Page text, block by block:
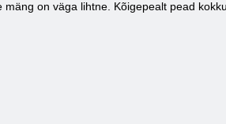
mäng on väga lihtne. Kõigepealt pead